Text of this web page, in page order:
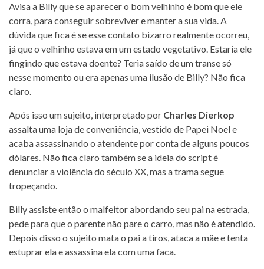
Avisa a Billy que se aparecer o bom velhinho é bom que ele
corra, para conseguir sobreviver e manter a sua vida. A
dúvida que fica é se esse contato bizarro realmente ocorreu,
já que o velhinho estava em um estado vegetativo. Estaria ele
fingindo que estava doente? Teria saído de um transe só
nesse momento ou era apenas uma ilusão de Billy? Não fica
claro.
Após isso um sujeito, interpretado por Charles Dierkop
assalta uma loja de conveniência, vestido de Papei Noel e
acaba assassinando o atendente por conta de alguns poucos
dólares. Não fica claro também se a ideia do script é
denunciar a violência do século XX, mas a trama segue
tropeçando.
Billy assiste então o malfeitor abordando seu pai na estrada,
pede para que o parente não pare o carro, mas não é atendido.
Depois disso o sujeito mata o pai a tiros, ataca a mãe e tenta
estuprar ela e assassina ela com uma faca.